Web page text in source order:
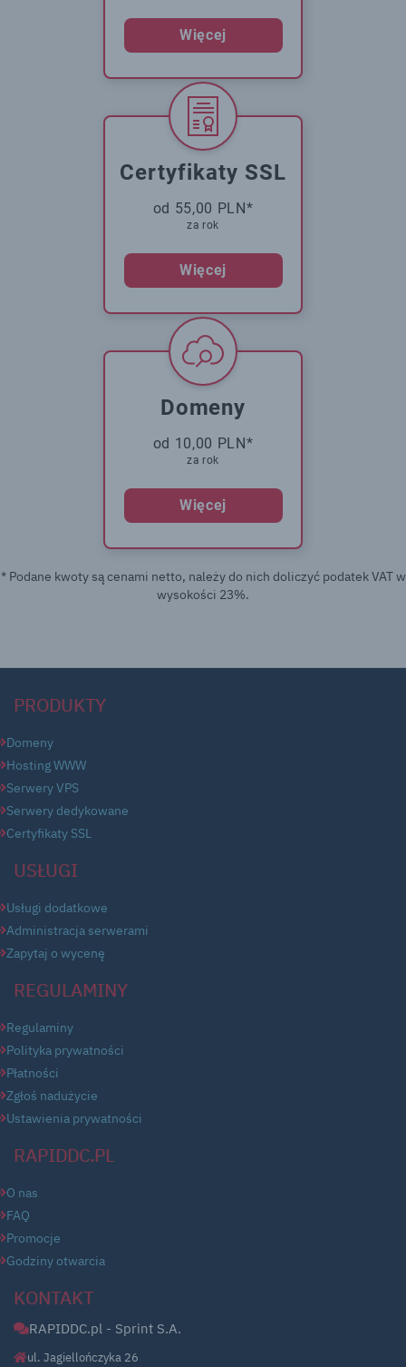
Więcej
Certyfikaty SSL
od 55,00 PLN*
za rok
Więcej
Domeny
od 10,00 PLN*
za rok
Więcej
* Podane kwoty są cenami netto, należy do nich doliczyć podatek VAT w
wysokości 23%.
PRODUKTY
Domeny
Hosting WWW
Serwery VPS
Serwery dedykowane
Certyfikaty SSL
USŁUGI
Usługi dodatkowe
Administracja serwerami
Zapytaj o wycenę
REGULAMINY
Regulaminy
Polityka prywatności
Płatności
Zgłoś nadużycie
Ustawienia prywatności
RAPIDDC.PL
O nas
FAQ
Promocje
Godziny otwarcia
KONTAKT
RAPIDDC.pl - Sprint S.A.
ul. Jagiellończyka 26